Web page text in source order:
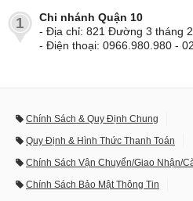
1
Chi nhánh Quận 10
- Địa chỉ: 821 Đường 3 tháng
- Điện thoại: 0966.980.980 -
Chính Sách & Quy Định Chung
Quy Định & Hình Thức Thanh Toán
Chính Sách Vận Chuyển/Giao Nhận/
Chính Sách Bảo Mật Thông Tin